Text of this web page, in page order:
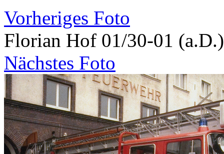
Vorheriges Foto
Florian Hof 01/30-01 (a.D.)
Nächstes Foto